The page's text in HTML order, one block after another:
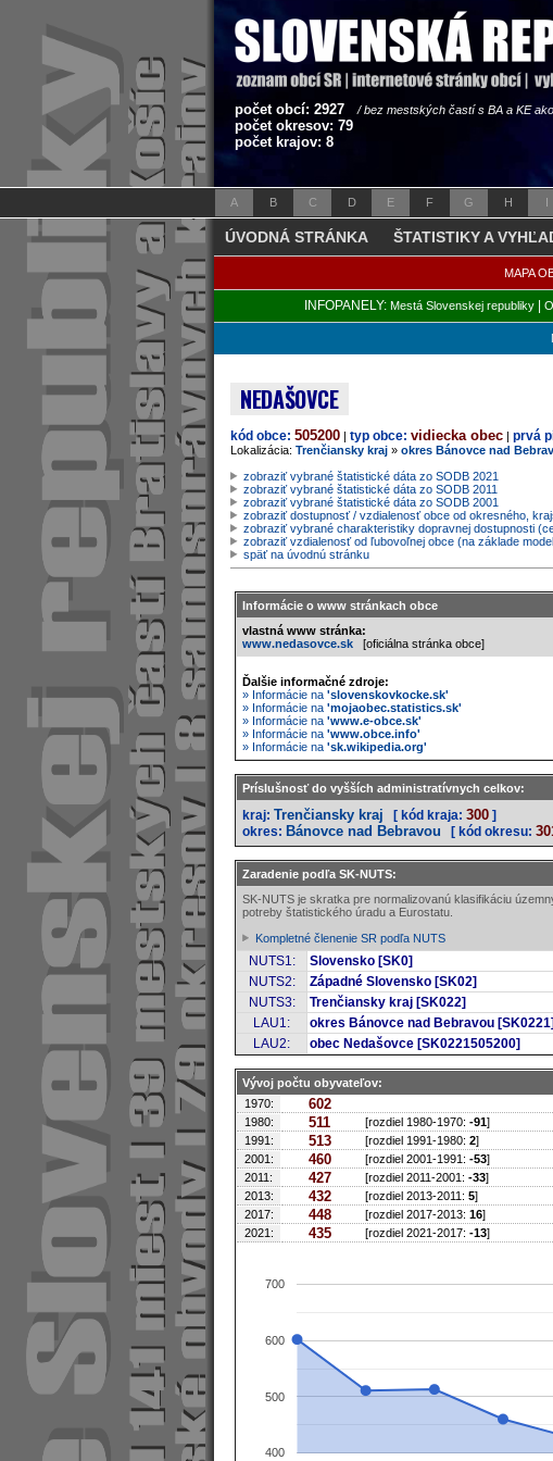
počet obcí: 2927 / bez mestských častí s BA a KE
počet okresov: 79
počet krajov: 8
A B C D E F G H I
ÚVODNÁ STRÁNKA ŠTATISTIKY A
MAPA
INFOPANELY: Mestá Slovenskej republiky|
NEDAŠOVCE
kód obce: 505200 | typ obce: vidiecka obec | prvá
Lokalizácia: Trenčiansky kraj » okres Bánovce nad
zobraziť vybrané štatistické dáta zo SODB 2021
zobraziť vybrané štatistické dáta zo SODB 2011
zobraziť vybrané štatistické dáta zo SODB 2001
zobraziť dostupnosť / vzdialenosť obce od okresného,
zobraziť vybrané charakteristiky dopravnej dostupnosti
zobraziť vzdialenosť od ľubovoľnej obce (na základe
späť na úvodnú stránku
Informácie o www stránkach obce
vlastná www stránka:
www.nedasovce.sk [oficiálna stránka obce]
Ďalšie informačné zdroje:
» Informácie na 'slovenskovkocke.sk'
» Informácie na 'mojaobec.statistics.sk'
» Informácie na 'www.e-obce.sk'
» Informácie na 'www.obce.info'
» Informácie na 'sk.wikipedia.org'
Príslušnosť do vyšších administratívnych celkov:
kraj: Trenčiansky kraj [ kód kraja: 300 ]
okres: Bánovce nad Bebravou [ kód okresu:
Zaradenie podľa SK-NUTS:
SK-NUTS je skratka pre normalizovanú klasifikáciu
potreby štatistického úradu a Eurostatu.
Kompletné členenie SR podľa NUTS
NUTS1:
Slovensko [SK0]
NUTS2:
Západné Slovensko [SK02]
NUTS3:
Trenčiansky kraj [SK022]
LAU1:
okres Bánovce nad Bebravou [SK0221]
LAU2:
obec Nedašovce [SK0221505200]
Vývoj počtu obyvateľov:
1970:
602
1980: 511 [rozdiel 1980-1970: -91]
1991:
513 [rozdiel 1991-1980: 2]
2001:
460 [rozdiel 2001-1991: -53]
2011:
427 [rozdiel 2011-2001: -33]
2013:
432 [rozdiel 2013-2011: 5]
2017:
448 [rozdiel 2017-2013: 16]
2021:
435 [rozdiel 2021-2017: -13]
400
500
600
700